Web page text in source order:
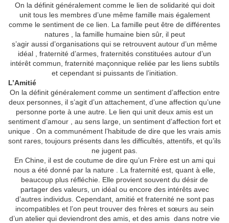
On la définit généralement comme le lien de solidarité qui doit
unit tous les membres d’une même famille mais également
comme le sentiment de ce lien. La famille peut être de différentes
natures , la famille humaine bien sûr, il peut
s’agir aussi d’organisations qui se retrouvent autour d’un même
idéal , fraternité d’armes, fraternités constituées autour d’un
intérêt commun, fraternité maçonnique reliée par les liens subtils
et cependant si puissants de l’initiation.
L’Amitié
On la définit généralement comme un sentiment d’affection entre
deux personnes, il s’agit d’un attachement, d’une affection qu’une
personne porte à une autre. Le lien qui unit deux amis est un
sentiment d’amour , au sens large, un sentiment d’affection fort et
unique . On a communément l’habitude de dire que les vrais amis
sont rares, toujours présents dans les difficultés, attentifs, et qu’ils
ne jugent pas.
En Chine, il est de coutume de dire qu’un Frère est un ami qui
nous a été donné par la nature . La fraternité est, quant à elle,
beaucoup plus réfléchie. Elle provient souvent du désir de
partager des valeurs, un idéal ou encore des intérêts avec
d’autres individus. Cependant, amitié et fraternité ne sont pas
incompatibles et l’on peut trouver des frères et sœurs au sein
d’un atelier qui deviendront des amis, et des amis dans notre vie